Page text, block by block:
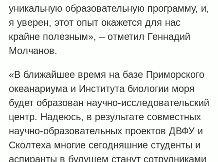
уникальную образовательную программу, и,
я уверен, этот опыт окажется для нас
крайне полезным», – отметил Геннадий
Молчанов.
«В ближайшее время на базе Приморского
океанариума и Института биологии моря
будет образован научно-исследовательский
центр. Надеюсь, в результате совместных
научно-образовательных проектов ДВФУ и
Сколтеха многие сегодняшние студенты и
аспиранты в будущем станут сотрудниками